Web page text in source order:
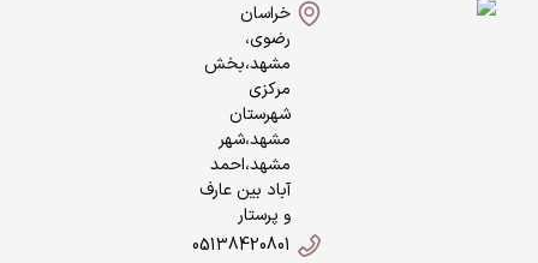
خراسان
رضوی،
مشهد،بخش
مرکزی
شهرستان
مشهد،شهر
مشهد،احمد
آباد بین عارف
و پرستار
05138420801